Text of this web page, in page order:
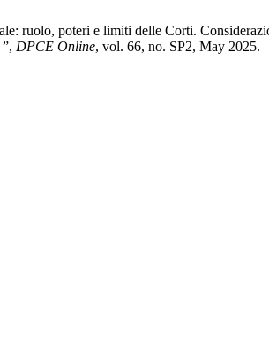
ruolo, poteri e limiti delle Corti.
DPCE Online, vol. 66, no. SP2, May 2025.